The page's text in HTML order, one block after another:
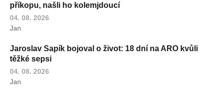
příkopu, našli ho kolemjdoucí
04. 08. 2026
Jan
Jaroslav Sapík bojoval o život: 18 dní na ARO kvůli
těžké sepsi
04. 08. 2026
Jan